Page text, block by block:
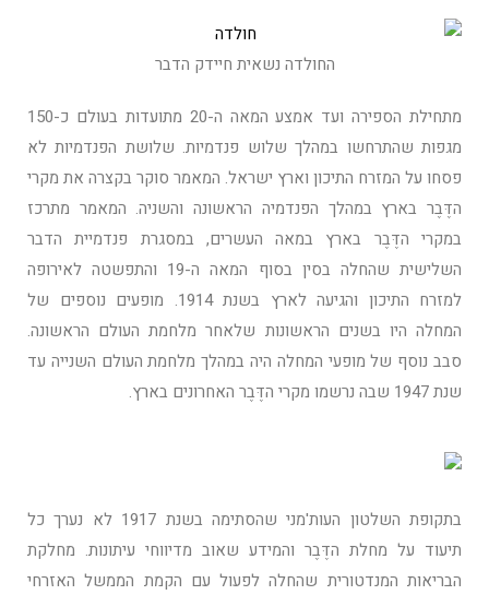
החולדה נשאית חיידק הדבר
מתחילת הספירה ועד אמצע המאה ה-20 מתועדות בעולם כ-150
מגפות שהתרחשו במהלך שלוש פנדמיות. שלושת הפנדמיות לא
פסחו על המזרח התיכון וארץ ישראל. המאמר סוקר בקצרה את מקרי
הדֶּבֶר בארץ במהלך הפנדמיה הראשונה והשניה. המאמר מתרכז
במקרי הדֶּבֶר בארץ במאה העשרים, במסגרת פנדמיית הדבר
השלישית שהחלה בסין בסוף המאה ה-19 והתפשטה לאירופה
למזרח התיכון והגיעה לארץ בשנת 1914. מופעים נוספים של
המחלה היו בשנים הראשונות שלאחר מלחמת העולם הראשונה.
סבב נוסף של מופעי המחלה היה במהלך מלחמת העולם השנייה עד
שנת 1947 שבה נרשמו מקרי הדֶּבֶר האחרונים בארץ.
בתקופת השלטון העות'מני שהסתימה בשנת 1917 לא נערך כל
תיעוד על מחלת הדֶּבֶר והמידע שאוב מדיווחי עיתונות. מחלקת
הבריאות המנדטורית שהחלה לפעול עם הקמת הממשל האזרחי